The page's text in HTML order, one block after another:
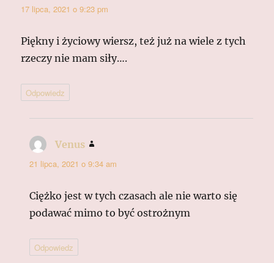
17 lipca, 2021 o 9:23 pm
Piękny i życiowy wiersz, też już na wiele z tych
rzeczy nie mam siły….
Odpowiedz
Venus
21 lipca, 2021 o 9:34 am
Ciężko jest w tych czasach ale nie warto się
podawać mimo to być ostrożnym
Odpowiedz